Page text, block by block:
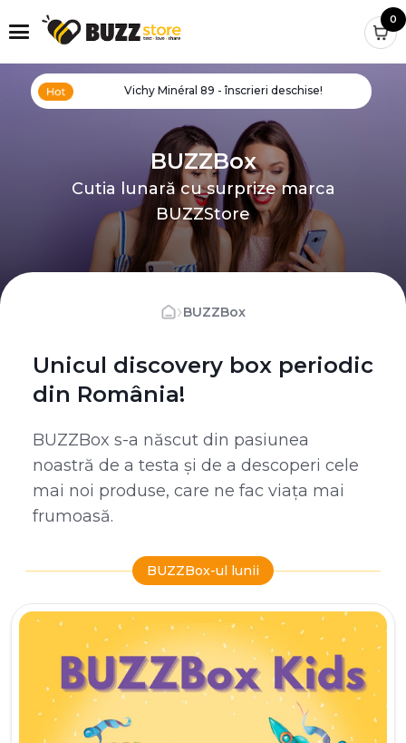
0
Vichy Minéral 89 - înscrieri deschise!
BUZZBox
Cutia lunară cu surprize marca
BUZZStore
›BUZZBox
Unicul discovery box periodic
din România!
BUZZBox s-a născut din pasiunea
noastră de a testa și de a descoperi cele
mai noi produse, care ne fac viața mai
frumoasă.
BUZZBox-ul lunii